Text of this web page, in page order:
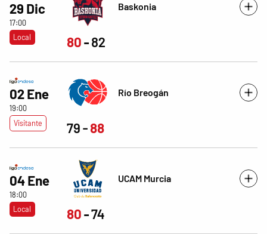
29 Dic
17:00
Local
Baskonia
80 82
02 Ene
19:00
Visitante
Río Breogán
79 88
04 Ene
18:00
Local
UCAM Murcia
80 74